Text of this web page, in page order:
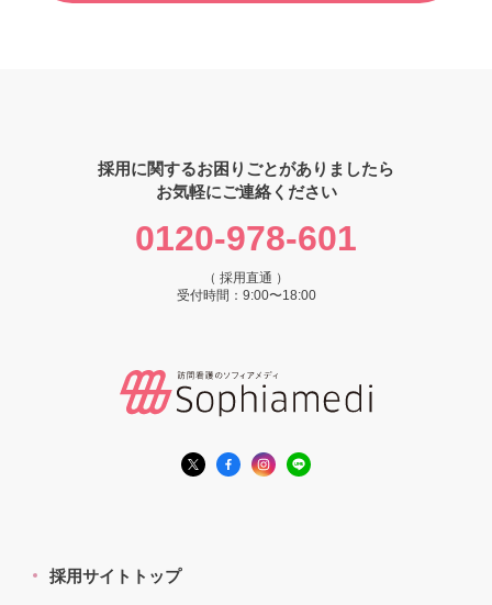
採用に関するお困りごとがありましたら
お気軽にご連絡ください
0120-978-601
（ 採用直通 ）
受付時間：9:00〜18:00
採用サイトトップ